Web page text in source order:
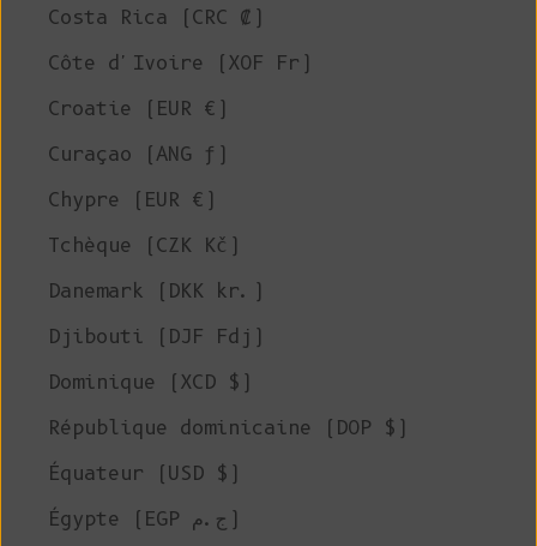
Costa Rica (CRC ₡)
Côte d'Ivoire (XOF Fr)
Croatie (EUR €)
Curaçao (ANG ƒ)
Chypre (EUR €)
Tchèque (CZK Kč)
Danemark (DKK kr.)
Djibouti (DJF Fdj)
Dominique (XCD $)
République dominicaine (DOP $)
Équateur (USD $)
Égypte (EGP ج.م)